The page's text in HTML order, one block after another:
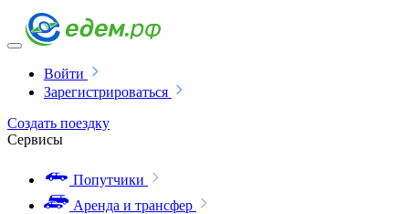
Войти
Зарегистрироваться
Создать поездку
Сервисы
Попутчики
Аренда и трансфер